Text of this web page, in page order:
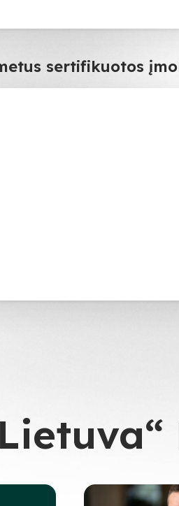
sertifikuotos